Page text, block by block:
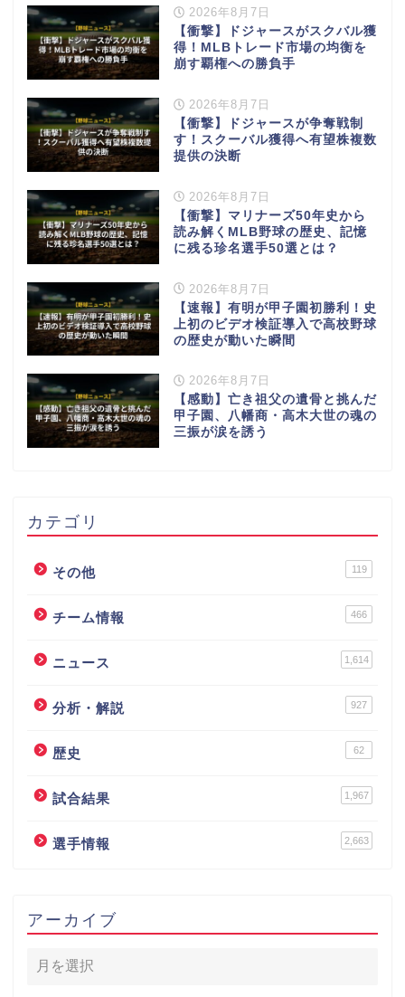
2026年8月7日
【衝撃】ドジャースがスクバル獲
得！MLBトレード市場の均衡を
崩す覇権への勝負手
2026年8月7日
【衝撃】ドジャースが争奪戦制
す！スクーバル獲得へ有望株複数
提供の決断
2026年8月7日
【衝撃】マリナーズ50年史から
読み解くMLB野球の歴史、記憶
に残る珍名選手50選とは？
2026年8月7日
【速報】有明が甲子園初勝利！史
上初のビデオ検証導入で高校野球
の歴史が動いた瞬間
2026年8月7日
【感動】亡き祖父の遺骨と挑んだ
甲子園、八幡商・高木大世の魂の
三振が涙を誘う
カテゴリ
その他 119
チーム情報 466
ニュース 1,614
分析・解説 927
歴史 62
試合結果 1,967
選手情報 2,663
アーカイブ